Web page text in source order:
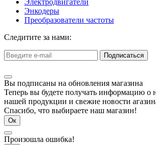
Энкодеры
Преобразователи частоты
Следитите за нами:
Подписаться
Вы подписаны на обновления магазина
Теперь вы будете получать информацию о
нашей продукции и свежие новости
Спасибо, что выбираете наш магазин!
Ок
Произошла ошибка!